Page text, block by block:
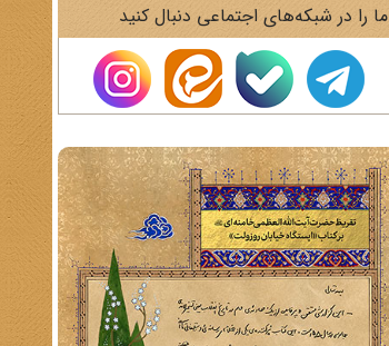
ما را در شبکه‌های اجتماعی دنبال کنید